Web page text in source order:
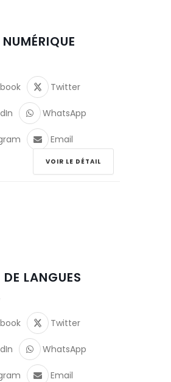
Twitter
WhatsApp
Email
VOIR LE DÉTAIL
LANGUES
Twitter
WhatsApp
Email